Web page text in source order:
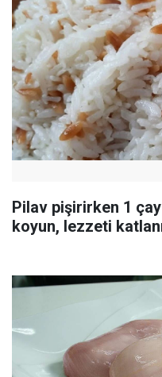
Pilav pişirirken 1
koyun, lezzeti